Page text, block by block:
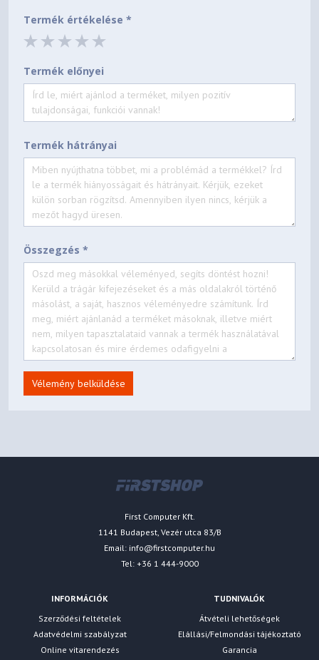
Termék értékelése *
Termék előnyei
Termék hátrányai
Összegzés *
Vélemény belküldése
First Computer Kft.
1141 Budapest, Vezér utca 83/B
Email: info@firstcomputer.hu
Tel: +36 1 444-9000
INFORMÁCIÓK
Szerződési feltételek
Adatvédelmi szabályzat
Online vitarendezés
TUDNIVALÓK
Átvételi lehetőségek
Elállási/Felmondási tájékoztató
Garancia